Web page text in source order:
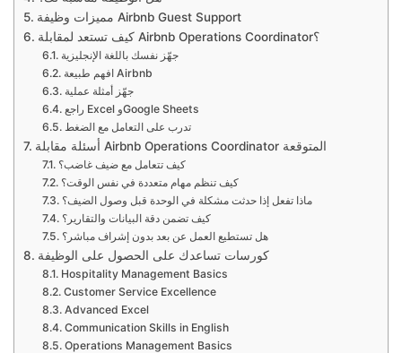
مميزات وظيفة Airbnb Guest Support
كيف تستعد لمقابلة Airbnb Operations Coordinator؟
جهّز نفسك باللغة الإنجليزية
افهم طبيعة Airbnb
جهّز أمثلة عملية
راجع Excel وGoogle Sheets
تدرب على التعامل مع الضغط
أسئلة مقابلة Airbnb Operations Coordinator المتوقعة
كيف تتعامل مع ضيف غاضب؟
كيف تنظم مهام متعددة في نفس الوقت؟
ماذا تفعل إذا حدثت مشكلة في الوحدة قبل وصول الضيف؟
كيف تضمن دقة البيانات والتقارير؟
هل تستطيع العمل عن بعد بدون إشراف مباشر؟
كورسات تساعدك على الحصول على الوظيفة
Hospitality Management Basics
Customer Service Excellence
Advanced Excel
Communication Skills in English
Operations Management Basics